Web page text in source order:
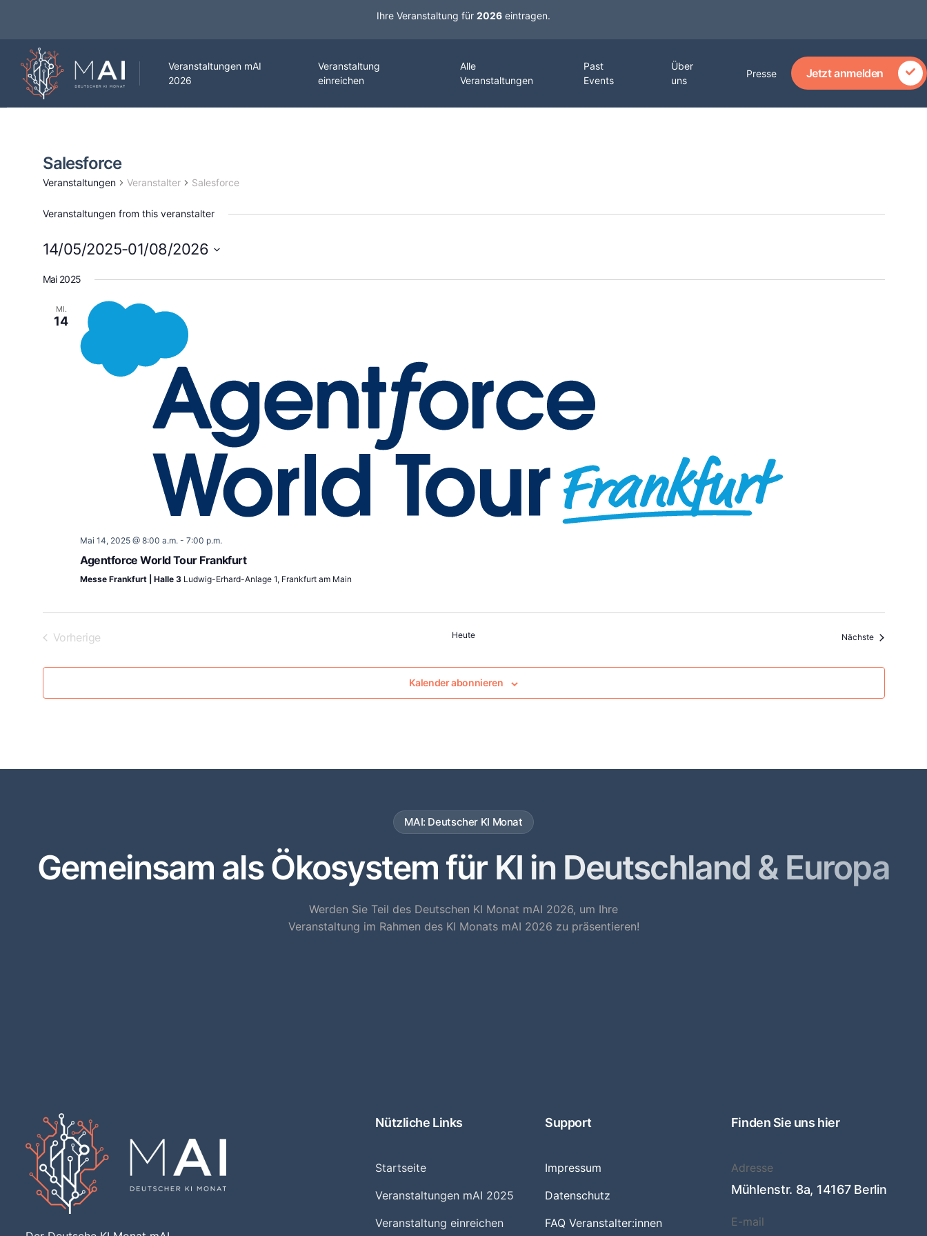
Ihre Veranstaltung für 2026 eintragen.
Veranstaltungen mAI
2026
Veranstaltung
einreichen
Alle
Veranstaltungen
Past
Events
Über
uns
Presse Jetzt anmelden
Salesforce
Veranstaltungen Veranstalter Salesforce
Veranstaltungen from this veranstalter
14/05/2025-01/08/2026
wählen.
Mai 2025
MI.
14
Mai 14, 2025 @ 8:00 a.m.- 7:00 p.m.
Agentforce World Tour Frankfurt
Messe Frankfurt | Halle 3 Ludwig-Erhard-Anlage 1, Frankfurt am Main
VorherigeVeranstaltungen Heute Nächste
Kalender abonnieren
MAI: Deutscher KI Monat
Gemeinsam als Ökosystem für KI in Deutschland & Europa
Werden Sie Teil des Deutschen KI Monat mAI 2026, um Ihre
Veranstaltung im Rahmen des KI Monats mAI 2026 zu präsentieren!
Nützliche Links
Startseite
Veranstaltungen mAI 2025
Veranstaltung einreichen
Support
Impressum
Datenschutz
FAQ Veranstalter:innen
Finden Sie uns hier
Adresse
Mühlenstr. 8a, 14167 Berlin
E-mail